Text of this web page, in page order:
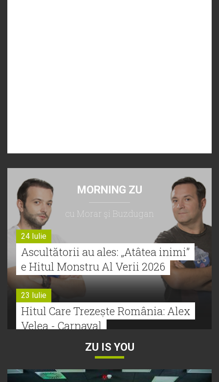
MORNING ZU
cu Morar şi Buzdugan
24 Iulie
Ascultătorii au ales: „Atâtea inimi”
e Hitul Monstru Al Verii 2026
23 Iulie
Hitul Care Trezește România: Alex
Velea - Carnaval
Bătălie strânsă la Hitul Monstru Al
ZU IS YOU